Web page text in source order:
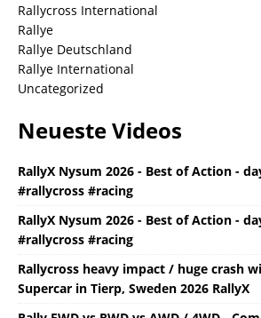
Rallycross International
Rallye
Rallye Deutschland
Rallye International
Uncategorized
Neueste Videos
RallyX Nysum 2026 - Best of Action -
#rallycross #racing
RallyX Nysum 2026 - Best of Action -
#rallycross #racing
Rallycross heavy impact / huge crash
Supercar in Tierp, Sweden 2026 RallyX